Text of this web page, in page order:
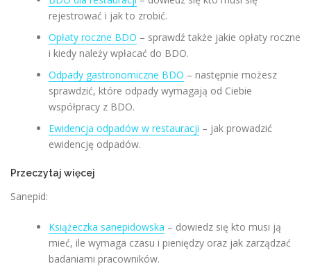
rejestrować i jak to zrobić.
Opłaty roczne BDO – sprawdź także jakie opłaty roczne
i kiedy należy wpłacać do BDO.
Odpady gastronomiczne BDO – następnie możesz
sprawdzić, które odpady wymagają od Ciebie
współpracy z BDO.
Ewidencja odpadów w restauracji – jak prowadzić
ewidencję odpadów.
Przeczytaj więcej
Sanepid:
Książeczka sanepidowska – dowiedz się kto musi ją
mieć, ile wymaga czasu i pieniędzy oraz jak zarządzać
badaniami pracowników.